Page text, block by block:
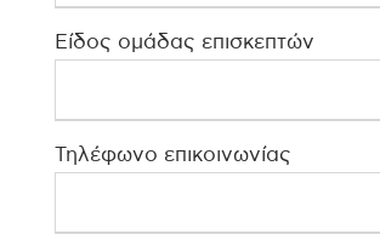
Είδος ομάδας επισκεπτών
Τηλέφωνο επικοινωνίας